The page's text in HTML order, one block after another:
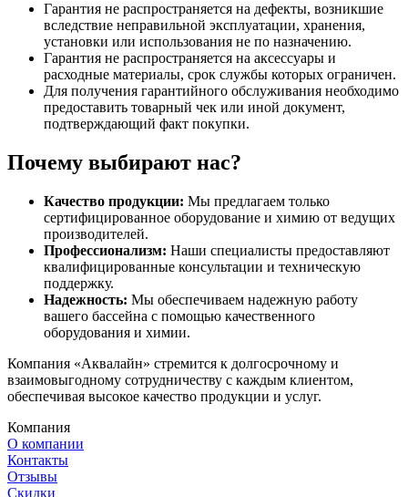
Гарантия не распространяется на дефекты, возникшие
вследствие неправильной эксплуатации, хранения,
установки или использования не по назначению.
Гарантия не распространяется на аксессуары и
расходные материалы, срок службы которых ограничен.
Для получения гарантийного обслуживания необходимо
предоставить товарный чек или иной документ,
подтверждающий факт покупки.
Почему выбирают нас?
Качество продукции: Мы предлагаем только
сертифицированное оборудование и химию от ведущих
производителей.
Профессионализм: Наши специалисты предоставляют
квалифицированные консультации и техническую
поддержку.
Надежность: Мы обеспечиваем надежную работу
вашего бассейна с помощью качественного
оборудования и химии.
Компания «Аквалайн» стремится к долгосрочному и
взаимовыгодному сотрудничеству с каждым клиентом,
обеспечивая высокое качество продукции и услуг.
Компания
О компании
Контакты
Отзывы
Скидки